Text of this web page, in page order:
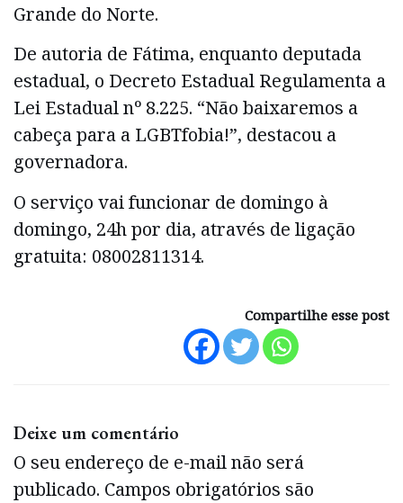
Grande do Norte.
De autoria de Fátima, enquanto deputada
estadual, o Decreto Estadual Regulamenta a
Lei Estadual nº 8.225. “Não baixaremos a
cabeça para a LGBTfobia!”, destacou a
governadora.
O serviço vai funcionar de domingo à
domingo, 24h por dia, através de ligação
gratuita: 08002811314.
Compartilhe esse post
Deixe um comentário
O seu endereço de e-mail não será
publicado. Campos obrigatórios são